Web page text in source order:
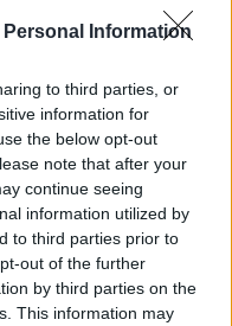
Information
to third parties, or
information for
the below opt-out
note that after your
continue seeing
information utilized by
to third parties prior to
out of the further
by third parties on the
This information may
Συντακτική
Ομάδα